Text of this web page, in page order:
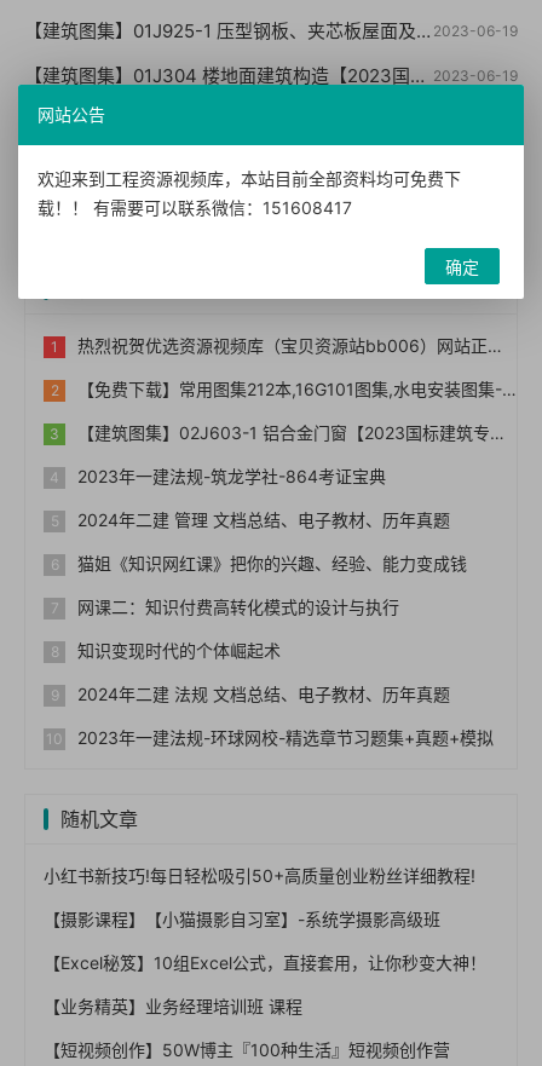
2023-06-19
【建筑图集】01J925-1 压型钢板、夹芯板屋面及墙体建筑构造【2023国标建筑专业图集大全】
2023-06-19
【建筑图集】01J304 楼地面建筑构造【2023国标建筑专业图集大全】
您需要登录账户后才能发表评论
热烈祝贺优选资源视频库（宝贝资源站bb006）网站正式上线！！
【免费下载】常用图集212本,16G101图集,水电安装图集-254本【01-0014】
【建筑图集】02J603-1 铝合金门窗【2023国标建筑专业图集大全】
2023年一建法规-筑龙学社-864考证宝典
2024年二建 管理 文档总结、电子教材、历年真题
猫姐《知识网红课》把你的兴趣、经验、能力变成钱
网课二：知识付费高转化模式的设计与执行
知识变现时代的个体崛起术
2024年二建 法规 文档总结、电子教材、历年真题
2023年一建法规-环球网校-精选章节习题集+真题+模拟
随机文章
小红书新技巧!每日轻松吸引50+高质量创业粉丝详细教程!
【摄影课程】【小猫摄影自习室】-系统学摄影高级班
【Excel秘笈】10组Excel公式，直接套用，让你秒变大神！
【业务精英】业务经理培训班 课程
【短视频创作】50W博主『100种生活』短视频创作营
网站公告
欢迎来到工程资源视频库，本站目前全部资料均可免费下
载！！ 有需要可以联系微信：151608417
确定